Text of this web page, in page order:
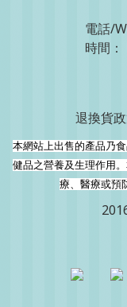
電話/
時間
退換貨
本網站上出售的產品乃
健品之營養及生理作用
療、醫療或預